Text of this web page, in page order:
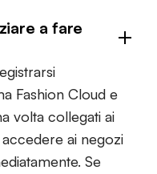
a fare
Fashion Cloud e
volta collegati ai
ai negozi
Se